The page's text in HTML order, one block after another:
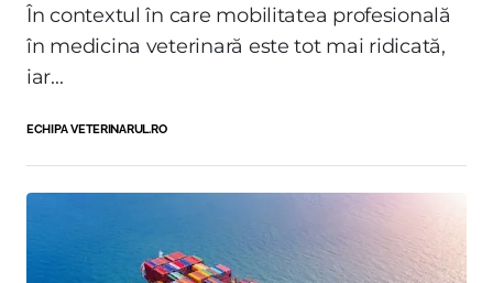
În contextul în care mobilitatea profesională
în medicina veterinară este tot mai ridicată,
iar...
ECHIPA VETERINARUL.RO